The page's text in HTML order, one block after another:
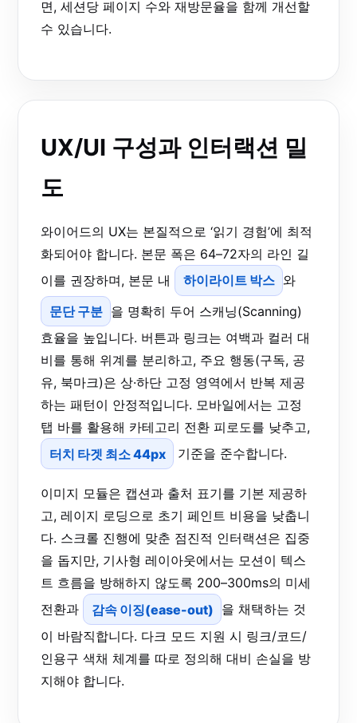
면, 세션당 페이지 수와 재방문율을 함께 개선할
수 있습니다.
UX/UI 구성과 인터랙션 밀
도
와이어드의 UX는 본질적으로 ‘읽기 경험’에 최적
화되어야 합니다. 본문 폭은 64–72자의 라인 길
이를 권장하며, 본문 내
하이라이트 박스 와
문단 구분 을 명확히 두어 스캐닝(Scanning)
효율을 높입니다. 버튼과 링크는 여백과 컬러 대
비를 통해 위계를 분리하고, 주요 행동(구독, 공
유, 북마크)은 상·하단 고정 영역에서 반복 제공
하는 패턴이 안정적입니다. 모바일에서는 고정
탭 바를 활용해 카테고리 전환 피로도를 낮추고,
터치 타겟 최소 44px
기준을 준수합니다.
이미지 모듈은 캡션과 출처 표기를 기본 제공하
고, 레이지 로딩으로 초기 페인트 비용을 낮춥니
다. 스크롤 진행에 맞춘 점진적 인터랙션은 집중
을 돕지만, 기사형 레이아웃에서는 모션이 텍스
트 흐름을 방해하지 않도록 200–300ms의 미세
전환과
감속 이징(ease-out) 을 채택하는 것
이 바람직합니다. 다크 모드 지원 시 링크/코드/
인용구 색채 체계를 따로 정의해 대비 손실을 방
지해야 합니다.